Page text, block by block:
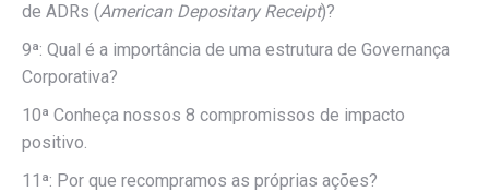
de ADRs (American Depositary Receipt)?
9ª: Qual é a importância de uma estrutura de Governança
Corporativa?
10ª Conheça nossos 8 compromissos de impacto
positivo.
11ª: Por que recompramos as próprias ações?